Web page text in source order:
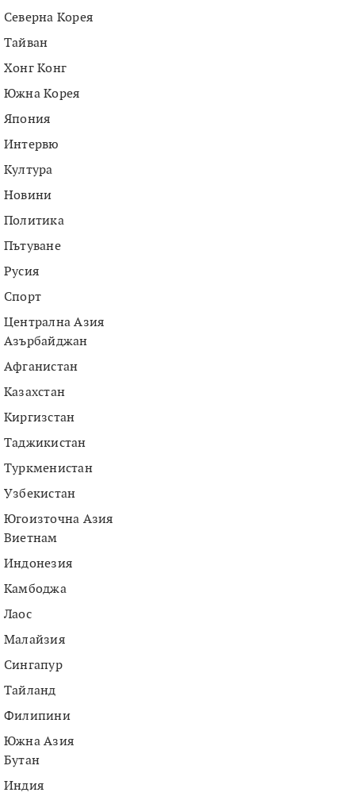
Северна Корея
Тайван
Хонг Конг
Южна Корея
Япония
Интервю
Култура
Новини
Политика
Пътуване
Русия
Спорт
Централна Азия
Азърбайджан
Афганистан
Казахстан
Киргизстан
Таджикистан
Туркменистан
Узбекистан
Югоизточна Азия
Виетнам
Индонезия
Камбоджа
Лаос
Малайзия
Сингапур
Тайланд
Филипини
Южна Азия
Бутан
Индия